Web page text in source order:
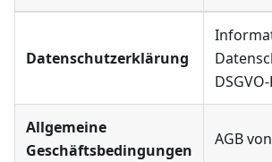
Datenschutzerklärung
Allgemeine
Geschäftsbedingungen
AGB